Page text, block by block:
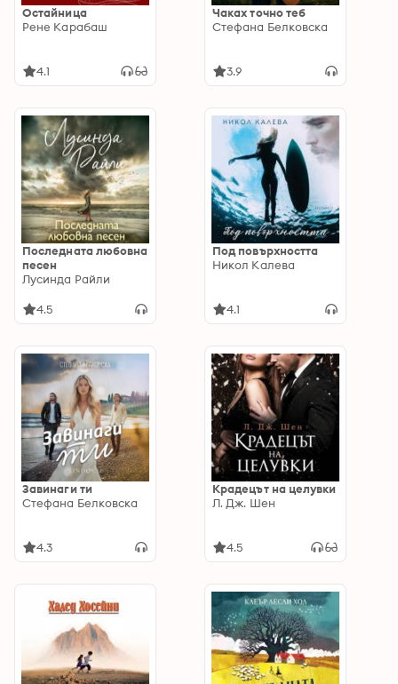
Остайница
Рене Карабаш
4.1
Чаках точно теб
Стефана Белковска
3.9
Последната любовна
песен
Лусинда Райли
4.5
Под повърхността
Никол Калева
4.1
Завинаги ти
Стефана Белковска
4.3
Крадецът на целувки
Л. Дж. Шен
4.5